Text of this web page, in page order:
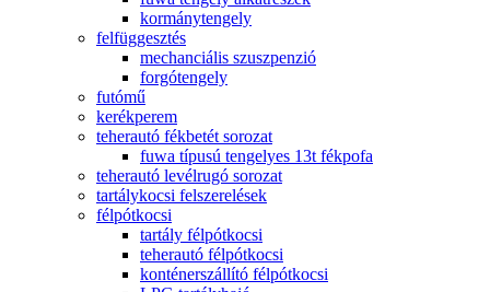
kormánytengely
felfüggesztés
mechanciális szuszpenzió
forgótengely
futómű
kerékperem
teherautó fékbetét sorozat
fuwa típusú tengelyes 13t fékpofa
teherautó levélrugó sorozat
tartálykocsi felszerelések
félpótkocsi
tartály félpótkocsi
teherautó félpótkocsi
konténerszállító félpótkocsi